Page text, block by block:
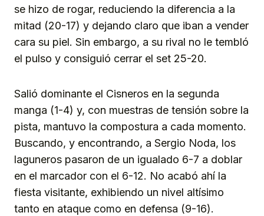
se hizo de rogar, reduciendo la diferencia a la
mitad (20-17) y dejando claro que iban a vender
cara su piel. Sin embargo, a su rival no le tembló
el pulso y consiguió cerrar el set 25-20.
Salió dominante el Cisneros en la segunda
manga (1-4) y, con muestras de tensión sobre la
pista, mantuvo la compostura a cada momento.
Buscando, y encontrando, a Sergio Noda, los
laguneros pasaron de un igualado 6-7 a doblar
en el marcador con el 6-12. No acabó ahí la
fiesta visitante, exhibiendo un nivel altísimo
tanto en ataque como en defensa (9-16).